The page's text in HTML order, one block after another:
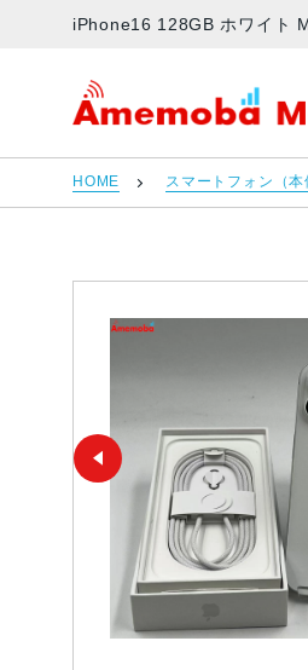
iPhone16 128GB ホワイト
アメモバマーケット
HOME スマートフォン（本